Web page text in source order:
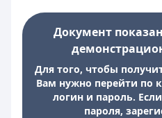
Документ
Для того, чтобы
Вам нужно перейти по
логин и пароль.
пароля,